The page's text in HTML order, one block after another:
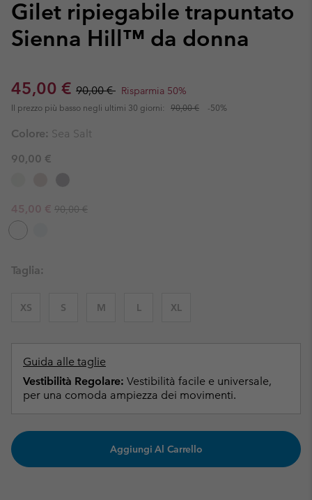
Gilet ripiegabile trapuntato
Sienna Hill™ da donna
Sale price:
45,00 € Regular price:
90,00 € Risparmia 50%
Il prezzo più basso negli ultimi 30 giorni: 90,00 € -50%
Colore: Sea Salt
90,00 €
Sale price:
45,00 € Regular price:
90,00 €
Taglia:
XS S M L XL
Guida alle taglie
Vestibilità Regolare: Vestibilità facile e universale,
per una comoda ampiezza dei movimenti.
Aggiungi Al Carrello